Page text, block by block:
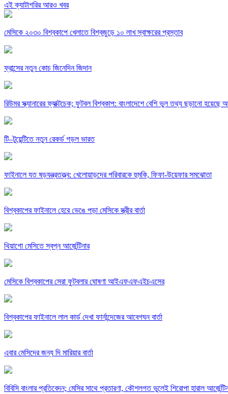
এই ক্যাটাগরির আরও খবর
মেসিকে ২০৩০ বিশ্বকাপে খেলাতে বিশ্বজুড়ে ১০ লাখ স্বাক্ষরের প্রস্তাব
ফ্রান্সের নতুন কোচ জিনেদিন জিদান
রিউমর স্ক্যানারের ফ্যাক্টচেক; ফুটবল বিশ্বকাপ: বাংলাদেশে বেশি ভুল তথ্য ছড়ানো হয়েছে
টি–টুয়েন্টিতে নতুন রেকর্ড গড়ল ভারত
ফাইনালে যত ষড়যন্ত্রতত্ত্ব: খেলোয়াড়দের পরিবারকে হুমকি, ফিফা-উয়েফার সমঝোতা
বিশ্বকাপের ফাইনালে হেরে ভেঙে পড়া মেসিকে স্ত্রীর বার্তা
থিয়াগো মেসিতে স্বপ্ন আর্জেন্টিনার
মেসিকে বিশ্বকাপের সেরা ফুটবলার ঘোষণা আইএফএফএইচএসের
বিশ্বকাপের ফাইনালে লাল কার্ড দেখা ফার্নান্দেজের আবেগঘন বার্তা
এবার মেসিদের জন্য দি মারিয়ার বার্তা
বিবিসি বাংলার প্রতিবেদন; মেসির সাথে প্রতারণা, কৌশলগত ভুলেই শিরোপা হারাল